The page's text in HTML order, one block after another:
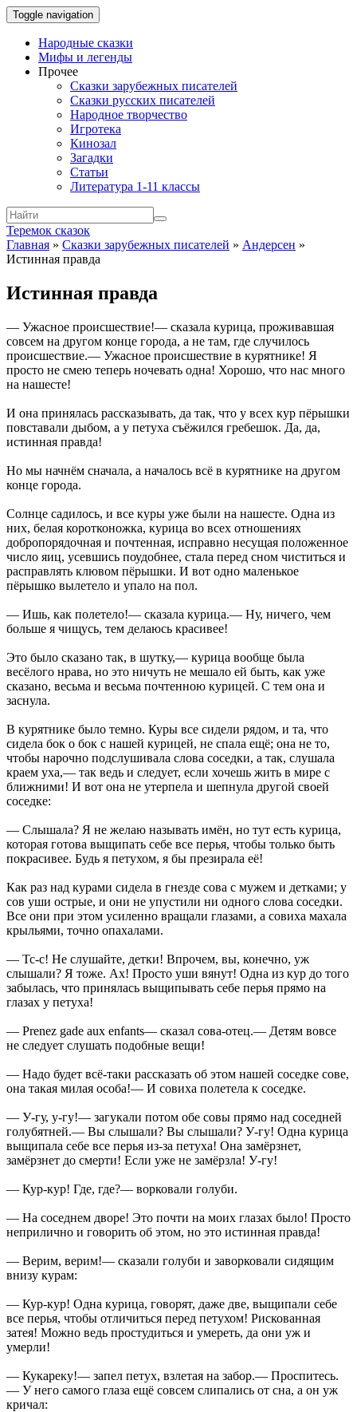
Toggle navigation
Народные сказки
Мифы и легенды
Прочее
Сказки зарубежных писателей
Сказки русских писателей
Народное творчество
Игротека
Кинозал
Загадки
Статьи
Литература 1-11 классы
Теремок сказок
Главная » Сказки зарубежных писателей » Андерсен »
Истинная правда
Истинная правда
— Ужасное происшествие!— сказала курица, проживавшая
совсем на другом конце города, а не там, где случилось
происшествие.— Ужасное происшествие в курятнике! Я
просто не смею теперь ночевать одна! Хорошо, что нас много
на нашесте!
И она принялась рассказывать, да так, что у всех кур пёрышки
повставали дыбом, а у петуха съёжился гребешок. Да, да,
истинная правда!
Но мы начнём сначала, а началось всё в курятнике на другом
конце города.
Солнце садилось, и все куры уже были на нашесте. Одна из
них, белая коротконожка, курица во всех отношениях
добропорядочная и почтенная, исправно несущая положенное
число яиц, усевшись поудобнее, стала перед сном чиститься и
расправлять клювом пёрышки. И вот одно маленькое
пёрышко вылетело и упало на пол.
— Ишь, как полетело!— сказала курица.— Ну, ничего, чем
больше я чищусь, тем делаюсь красивее!
Это было сказано так, в шутку,— курица вообще была
весёлого нрава, но это ничуть не мешало ей быть, как уже
сказано, весьма и весьма почтенною курицей. С тем она и
заснула.
В курятнике было темно. Куры все сидели рядом, и та, что
сидела бок о бок с нашей курицей, не спала ещё; она не то,
чтобы нарочно подслушивала слова соседки, а так, слушала
краем уха,— так ведь и следует, если хочешь жить в мире с
ближними! И вот она не утерпела и шепнула другой своей
соседке:
— Слышала? Я не желаю называть имён, но тут есть курица,
которая готова выщипать себе все перья, чтобы только быть
покрасивее. Будь я петухом, я бы презирала её!
Как раз над курами сидела в гнезде сова с мужем и детками; у
сов уши острые, и они не упустили ни одного слова соседки.
Все они при этом усиленно вращали глазами, а совиха махала
крыльями, точно опахалами.
— Тс-с! Не слушайте, детки! Впрочем, вы, конечно, уж
слышали? Я тоже. Ах! Просто уши вянут! Одна из кур до того
забылась, что принялась выщипывать себе перья прямо на
глазах у петуха!
— Prenez gade aux enfants— сказал сова-отец.— Детям вовсе
не следует слушать подобные вещи!
— Надо будет всё-таки рассказать об этом нашей соседке сове,
она такая милая особа!— И совиха полетела к соседке.
— У-гу, у-гу!— загукали потом обе совы прямо над соседней
голубятней.— Вы слышали? Вы слышали? У-гу! Одна курица
выщипала себе все перья из-за петуха! Она замёрзнет,
замёрзнет до смерти! Если уже не замёрзла! У-гу!
— Кур-кур! Где, где?— ворковали голуби.
— На соседнем дворе! Это почти на моих глазах было! Просто
неприлично и говорить об этом, но это истинная правда!
— Верим, верим!— сказали голуби и заворковали сидящим
внизу курам:
— Кур-кур! Одна курица, говорят, даже две, выщипали себе
все перья, чтобы отличиться перед петухом! Рискованная
затея! Можно ведь простудиться и умереть, да они уж и
умерли!
— Кукареку!— запел петух, взлетая на забор.— Проспитесь.
— У него самого глаза ещё совсем слипались от сна, а он уж
кричал: